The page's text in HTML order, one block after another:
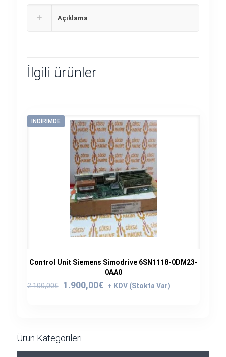
Açıklama
İlgili ürünler
İNDIRIMDE
Control Unit Siemens Simodrive 6SN1118-0DM23-
0AA0
2.100,00€
Orijinal
1.900,00€
Şu
Ürün Kategorileri